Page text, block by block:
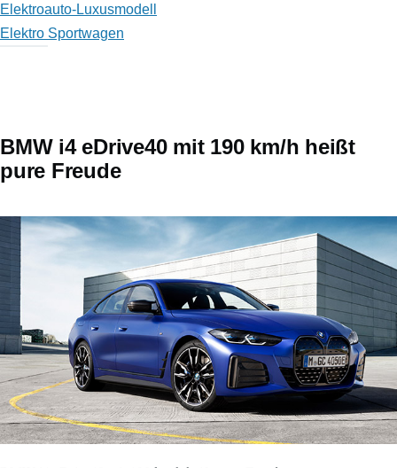
Elektroauto-Luxusmodell
Elektro Sportwagen
BMW i4 eDrive40 mit 190 km/h heißt
pure Freude